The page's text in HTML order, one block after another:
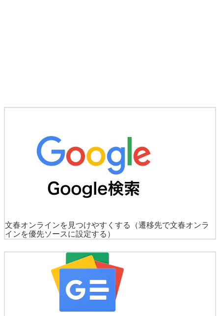
文春オンラインを見つけやすくする
（遷移先で文春オンラ
インを優先ソースに設定する）